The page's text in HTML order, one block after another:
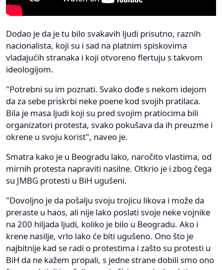
Dodao je da je tu bilo svakavih ljudi prisutno, raznih
nacionalista, koji su i sad na platnim spiskovima
vladajućih stranaka i koji otvoreno flertuju s takvom
ideologijom.
"Potrebni su im poznati. Svako dođe s nekom idejom
da za sebe priskrbi neke poene kod svojih pratilaca.
Bila je masa ljudi koji su pred svojim pratiocima bili
organizatori protesta, svako pokušava da ih preuzme i
okrene u svoju korist", naveo je.
Smatra kako je u Beogradu lako, naročito vlastima, od
mirnih protesta napraviti nasilne. Otkrio je i zbog čega
su JMBG protesti u BiH ugušeni.
"Dovoljno je da pošalju svoju trojicu likova i može da
preraste u haos, ali nije lako poslati svoje neke vojnike
na 200 hiljada ljudi, koliko je bilo u Beogradu. Ako i
krene nasilje, vrlo lako će biti ugušeno. Ono što je
najbitnije kad se radi o protestima i zašto su protesti u
BiH da ne kažem propali, s jedne strane dobili smo ono